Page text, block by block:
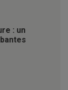
: un